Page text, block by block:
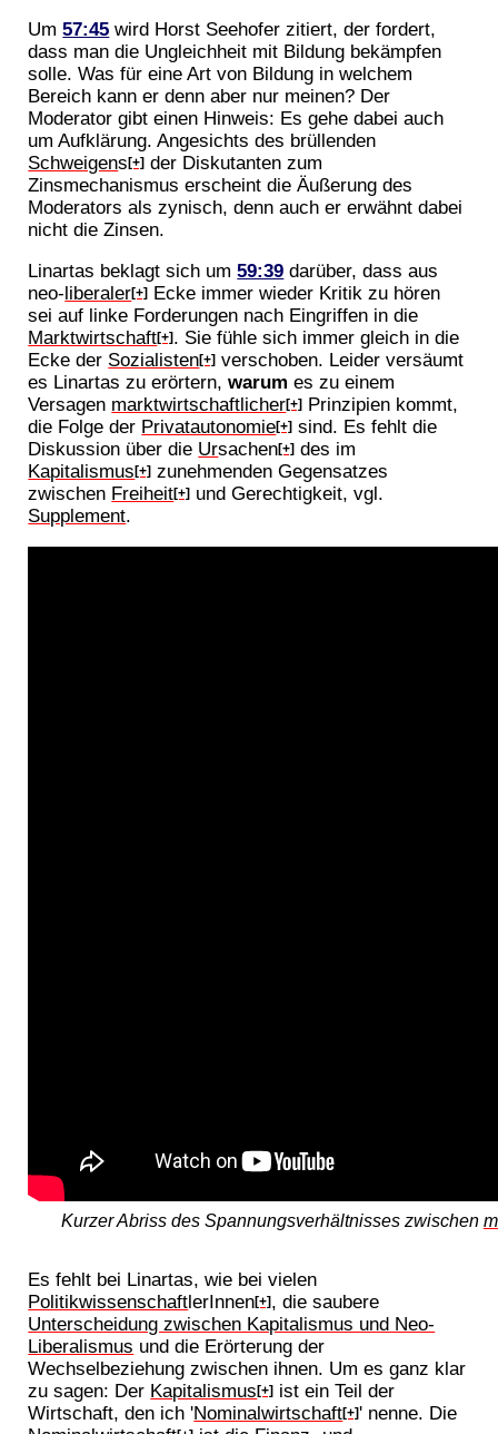
Um57:45 wird Horst Seehofer zitiert, der fordert,
dass man die Ungleichheit mit Bildung bekämpfen
solle. Was für eine Art von Bildung in welchem
Bereich kann er denn aber nur meinen? Der
Moderator gibt einen Hinweis: Es gehe dabei auch
um Aufklärung. Angesichts des brüllenden
Schweigens[+] der Diskutanten zum
Zinsmechanismus erscheint die Äußerung des
Moderators als zynisch, denn auch er erwähnt dabei
nicht die Zinsen.
Linartas beklagt sich um59:39 darüber, dass aus
neo-liberaler[+] Ecke immer wieder Kritik zu hören
sei auf linke Forderungen nach Eingriffen in die
Marktwirtschaft[+] . Sie fühle sich immer gleich in die
Ecke der Sozialisten[+] verschoben. Leider versäumt
es Linartas zu erörtern,warum es zu einem
Versagen marktwirtschaftlicher[+] Prinzipien kommt,
die Folge der Privatautonomie[+] sind. Es fehlt die
Diskussion über die Ursachen[+] des im
Kapitalismus[+] zunehmenden Gegensatzes
zwischen Freiheit[+] und Gerechtigkeit, vgl.
Supplement.
Kurzer Abriss des Spannungsverhältnisses zwischen
Es fehlt bei Linartas, wie bei vielen
PolitikwissenschaftlerInnen[+] , die saubere
Unterscheidung zwischen Kapitalismus und Neo-
Liberalismus und die Erörterung der
Wechselbeziehung zwischen ihnen. Um es ganz klar
zu sagen: Der Kapitalismus[+] ist ein Teil der
Wirtschaft, den ich 'Nominalwirtschaft[+]' nenne. Die